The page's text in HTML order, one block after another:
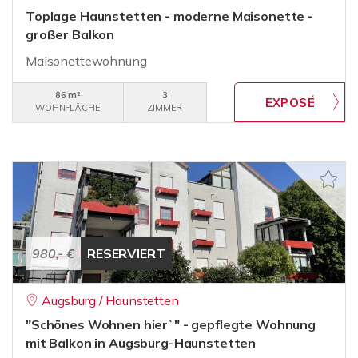
Toplage Haunstetten - moderne Maisonette -
großer Balkon
Maisonettewohnung
86 m²
WOHNFLÄCHE
3
ZIMMER
980,- € RESERVIERT
Augsburg / Haunstetten
"Schönes Wohnen hier`" - gepflegte Wohnung
mit Balkon in Augsburg-Haunstetten